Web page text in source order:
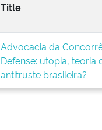
Title
Advocacia da
Defense: utopia, teoria
antitruste brasileira?